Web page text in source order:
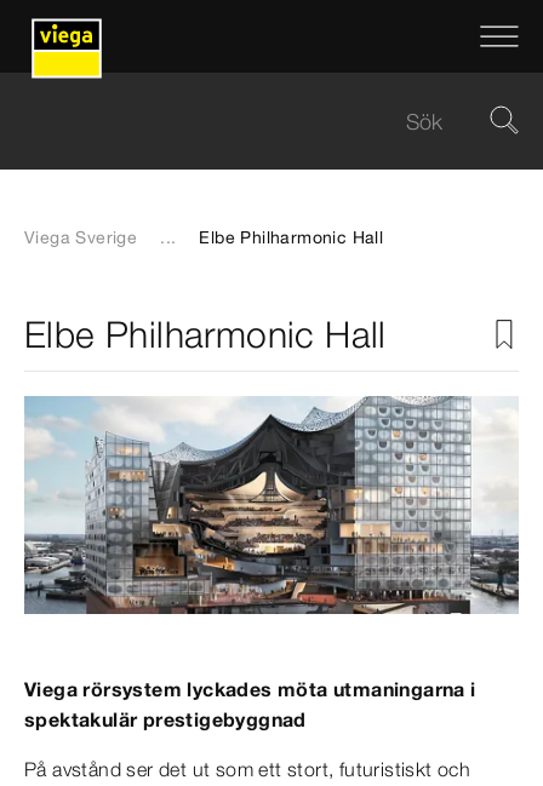
Viega Sverige ... Elbe Philharmonic Hall
Elbe Philharmonic Hall
Viega rörsystem lyckades möta utmaningarna i
spektakulär prestigebyggnad
På avstånd ser det ut som ett stort, futuristiskt och